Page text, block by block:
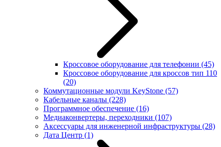
Кроссовое оборудование для телефонии (45)
Кроссовое оборудование для кроссов тип 110
(20)
Коммутационные модули KeyStone (57)
Кабельные каналы (228)
Программное обеспечение (16)
Медиаконвертеры, переходники (107)
Аксессуары для инженерной инфраструктуры (28)
Дата Центр (1)